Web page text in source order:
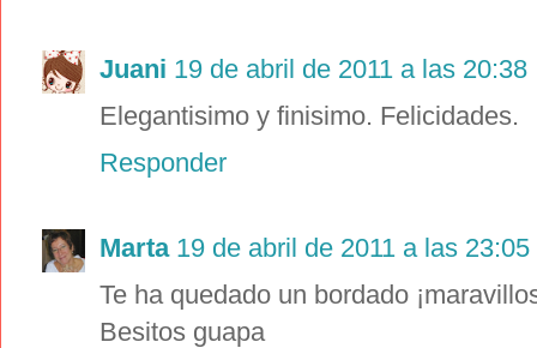
Juani 19 de abril de 2011 a las 20:38
Elegantisimo y finisimo. Felicidades.
Responder
Marta 19 de abril de 2011 a las 23:05
Te ha quedado un bordado
Besitos guapa